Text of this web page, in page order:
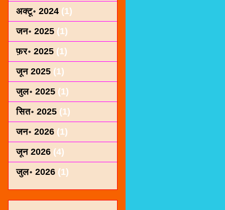
अक्टू॰ 2024 (1)
जन॰ 2025 (1)
फ़र॰ 2025 (1)
जून 2025 (1)
जुल॰ 2025 (1)
सित॰ 2025 (1)
जन॰ 2026 (1)
जून 2026 (4)
जुल॰ 2026 (1)